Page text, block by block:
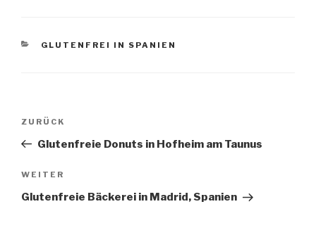
KATEGORIEN
GLUTENFREI IN SPANIEN
Beitragsnavigation
Vorheriger
Beitrag
ZURÜCK
Glutenfreie Donuts in Hofheim am Taunus
Nächster
Beitrag
WEITER
Glutenfreie Bäckerei in Madrid, Spanien